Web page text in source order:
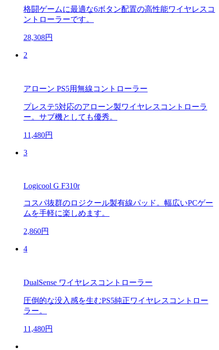
格闘ゲームに最適な6ボタン配置の高性能ワイヤレスコ
ントローラーです。
28,308円
2
アローン PS5用無線コントローラー
プレステ5対応のアローン製ワイヤレスコントローラ
ー。サブ機としても優秀。
11,480円
3
Logicool G F310r
コスパ抜群のロジクール製有線パッド。幅広いPCゲー
ムを手軽に楽しめます。
2,860円
4
DualSense ワイヤレスコントローラー
圧倒的な没入感を生むPS5純正ワイヤレスコントロー
ラー。
11,480円